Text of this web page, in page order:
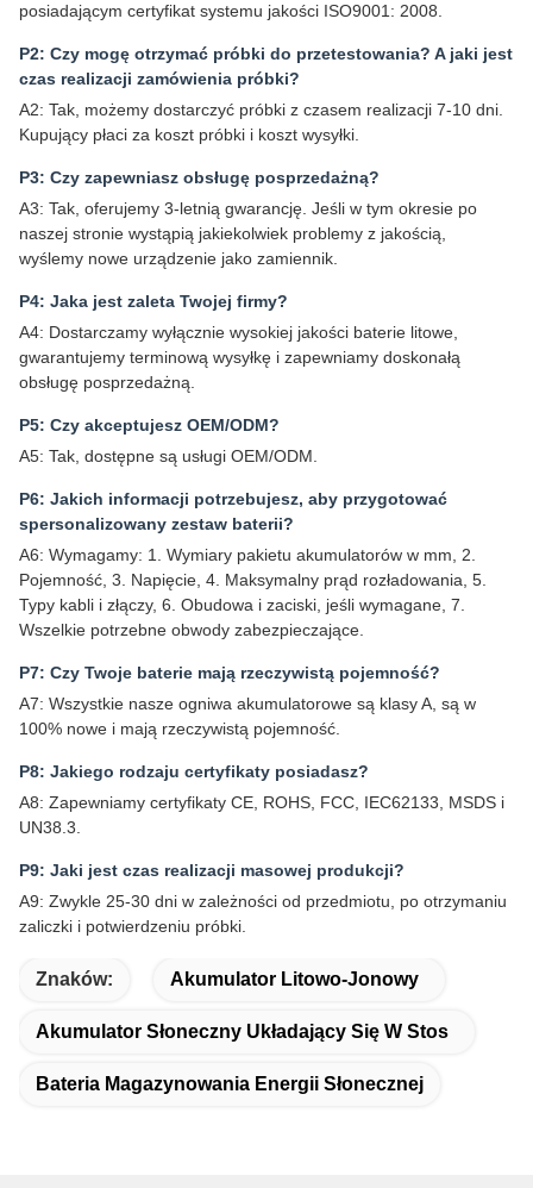
posiadającym certyfikat systemu jakości ISO9001: 2008.
P2: Czy mogę otrzymać próbki do przetestowania? A jaki jest
czas realizacji zamówienia próbki?
A2: Tak, możemy dostarczyć próbki z czasem realizacji 7-10 dni.
Kupujący płaci za koszt próbki i koszt wysyłki.
P3: Czy zapewniasz obsługę posprzedażną?
A3: Tak, oferujemy 3-letnią gwarancję. Jeśli w tym okresie po
naszej stronie wystąpią jakiekolwiek problemy z jakością,
wyślemy nowe urządzenie jako zamiennik.
P4: Jaka jest zaleta Twojej firmy?
A4: Dostarczamy wyłącznie wysokiej jakości baterie litowe,
gwarantujemy terminową wysyłkę i zapewniamy doskonałą
obsługę posprzedażną.
P5: Czy akceptujesz OEM/ODM?
A5: Tak, dostępne są usługi OEM/ODM.
P6: Jakich informacji potrzebujesz, aby przygotować
spersonalizowany zestaw baterii?
A6: Wymagamy: 1. Wymiary pakietu akumulatorów w mm, 2.
Pojemność, 3. Napięcie, 4. Maksymalny prąd rozładowania, 5.
Typy kabli i złączy, 6. Obudowa i zaciski, jeśli wymagane, 7.
Wszelkie potrzebne obwody zabezpieczające.
P7: Czy Twoje baterie mają rzeczywistą pojemność?
A7: Wszystkie nasze ogniwa akumulatorowe są klasy A, są w
100% nowe i mają rzeczywistą pojemność.
P8: Jakiego rodzaju certyfikaty posiadasz?
A8: Zapewniamy certyfikaty CE, ROHS, FCC, IEC62133, MSDS i
UN38.3.
P9: Jaki jest czas realizacji masowej produkcji?
A9: Zwykle 25-30 dni w zależności od przedmiotu, po otrzymaniu
zaliczki i potwierdzeniu próbki.
Znaków: Akumulator Litowo-Jonowy
Akumulator Słoneczny Układający Się W Stos
Bateria Magazynowania Energii Słonecznej